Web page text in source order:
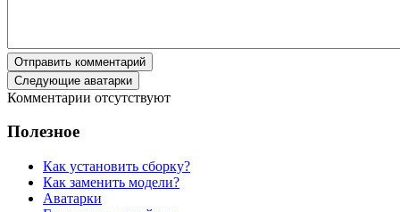
Отправить комментарий
Следующие аватарки
Комментарии отсутствуют
Полезное
Как установить сборку?
Как заменить модели?
Аватарки